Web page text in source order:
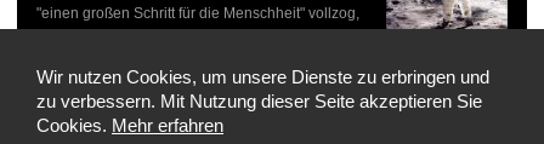
"einen großen Schritt für die Menschheit" vollzog,
Wir nutzen Cookies, um unsere Dienste zu erbringen und
zu verbessern. Mit Nutzung dieser Seite akzeptieren Sie
Cookies. Mehr erfahren